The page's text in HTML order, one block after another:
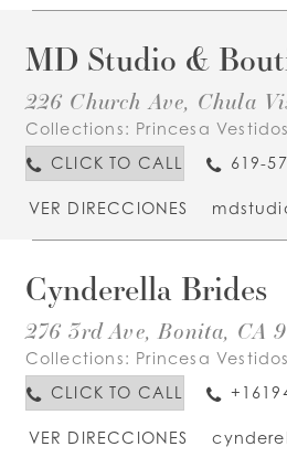
MD Studio &
226 Church Ave, Chula
Collections: Princesa
CLICK TO CALL
619-
VER DIRECCIONES
Cynderella Brides
276 3rd Ave, Bonita, CA
Collections: Princesa
CLICK TO CALL
VER DIRECCIONES